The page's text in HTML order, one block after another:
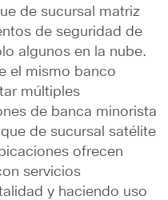
de sucursal matriz
de seguridad de
algunos en la nube.
el mismo banco
múltiples
de banca minorista
de sucursal satélite
ofrecen
servicios
y haciendo uso